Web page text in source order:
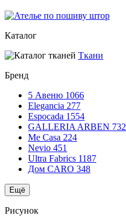
Каталог
Ткани
Бренд
5 Авеню 1066
Elegancia 277
Espocada 1554
GALLERIA ARBEN 732
Me Casa 224
Nevio 451
Ultra Fabrics 1187
Дом CARO 348
Ещё
Рисунок